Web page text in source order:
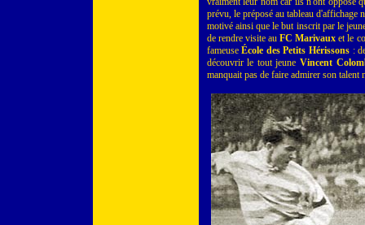
prévu, le préposé au tableau d'affichage
motivé ainsi que le but inscrit par le
de rendre visite auFC Marivaux et le
fameuseÉcole des Petits Hérissons :
découvrir le tout jeune Vincent
manquait pas de faire admirer son talent